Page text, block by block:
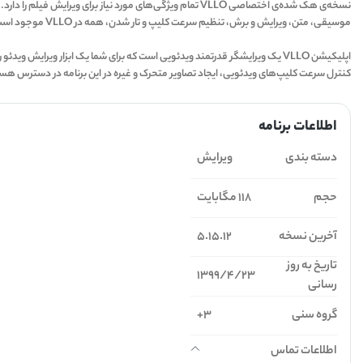
نسخه‌ی هک شده‌ی اختصاصی VLLO تمام ویژگی‌های مورد نیاز برای ویرایش فیلم را دارد.
موسیقی، متن، ویرایش و برش، تنظیم سرعت کلیپ و تار شدن، همه در VLLO موجود است! بدون واترمارک و بدون نیاز به پرداخت هزینه...
کنترل سرعت کلیپ‌های ویدئویی، ایجاد تصاویر متحرک و غیره در این برنامه در دسترس
اطلاعات برنامه
دسته بندی ویرایش
حجم
118 مگابایت
آخرین نسخه
5.15.12
تاریخ به روز
رسانی
1399/4/23
گروه سنی
3+
اطلاعات تماس